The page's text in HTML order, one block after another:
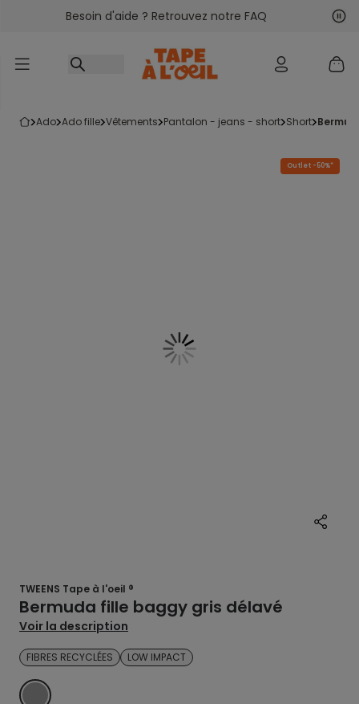
Accéder au contenu
Besoin d'aide ? Retrouvez notre FAQ
ado ado fille vêtements pantalon - jeans - short short
Outlet -50%*
TWEENS Tape à l'oeil ®
Bermuda fille baggy gris délavé
Voir la description
FIBRES RECYCLÉES LOW IMPACT
GREY